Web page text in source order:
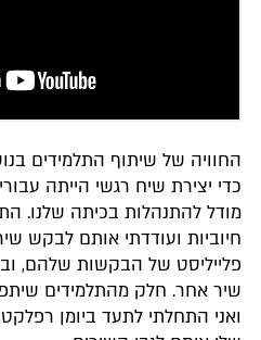
החוויה של שיתוף התלמידים
כדי יצירת שיח רגשי הייתה
מודל להתנהלות בכיתה שלנו.
חיוביות ועודדתי אותם לבקש
פלייליסט של הבקשות שלהם,
שיר אחר. חלק מהתלמידים
ואני התחלתי לתעד ביומן